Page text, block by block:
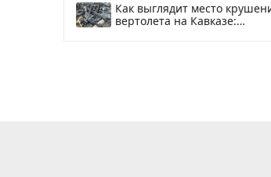
Как выглядит место
вертолета на Кавказе: